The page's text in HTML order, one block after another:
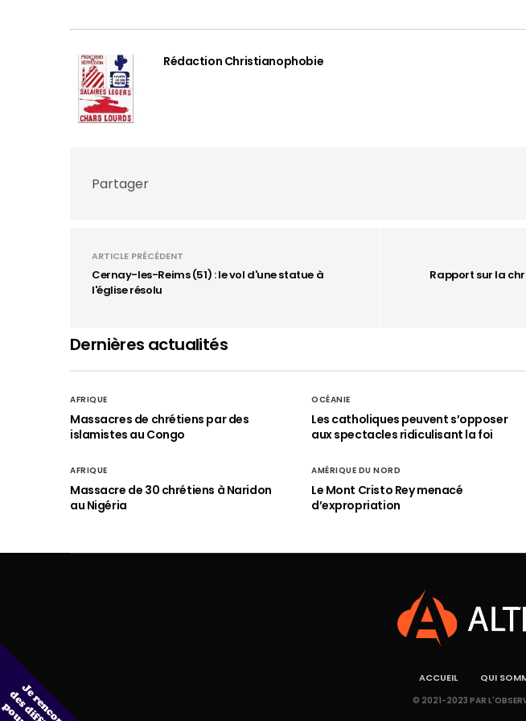
Rédaction Christianophobie
Partager
ARTICLE PRÉCÉDENT
Cernay-les-Reims (51) : le vol d'une statue à
l'église résolu
Rapport sur la
Dernières actualités
AFRIQUE
Massacres de chrétiens par des
islamistes au Congo
OCÉANIE
Les catholiques peuvent s’opposer
aux spectacles ridiculisant la foi
AFRIQUE
Massacre de 30 chrétiens à Naridon
au Nigéria
AMÉRIQUE DU NORD
Le Mont Cristo Rey menacé
d’expropriation
ACCUEIL QUI
© 2021-2023 PAR